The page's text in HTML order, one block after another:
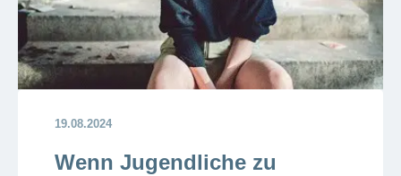
19.08.2024
Wenn Jugendliche zu